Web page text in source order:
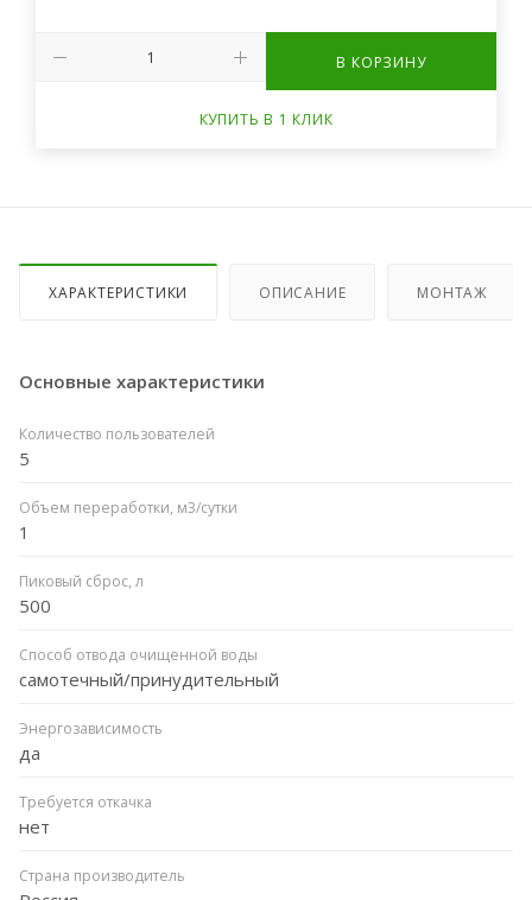
В КОРЗИНУ
КУПИТЬ В 1 КЛИК
ХАРАКТЕРИСТИКИ ОПИСАНИЕ МОНТАЖ
Основные характеристики
Количество пользователей
5
Объем переработки, м3/сутки
1
Пиковый сброс, л
500
Способ отвода очищенной воды
самотечный/принудительный
Энергозависимость
да
Требуется откачка
нет
Страна производитель